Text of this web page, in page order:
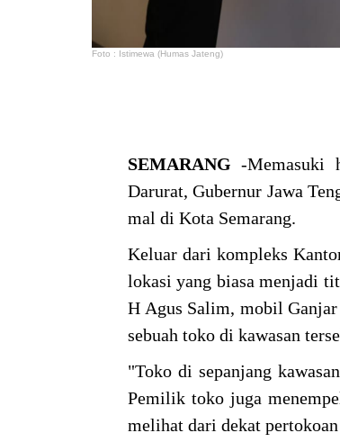
Foto : Istimewa (Humas Jateng)
SEMARANG-Memasuki
Darurat, Gubernur Jawa
mal di Kota Semarang.
Keluar dari kompleks
lokasi yang biasa menjadi
H Agus Salim, mobil
sebuah toko di kawasan
"Toko di sepanjang
Pemilik toko juga
melihat dari dekat